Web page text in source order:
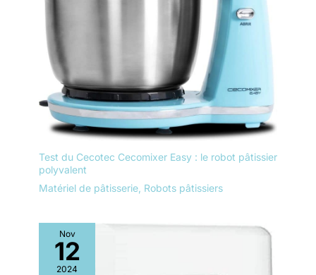
Test du Cecotec Cecomixer Easy : le robot pâtissier
polyvalent
Matériel de pâtisserie Robots pâtissiers
Nov
12
2024